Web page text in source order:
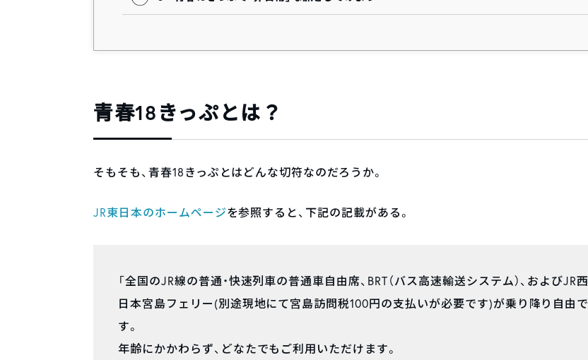
青春18きっぷとは？
そもそも、青春18きっぷとはどんな切符なのだろうか。
JR東日本のホームページを参照すると、下記の記載がある。
「全国のJR線の普通・快速列車の普通車自由席、BRT（バス高速輸送システム）、およびJR西
日本宮島フェリー(別途現地にて宮島訪問税100円の支払いが必要です)が乗り降り自由で
す。
年齢にかかわらず、どなたでもご利用いただけます。